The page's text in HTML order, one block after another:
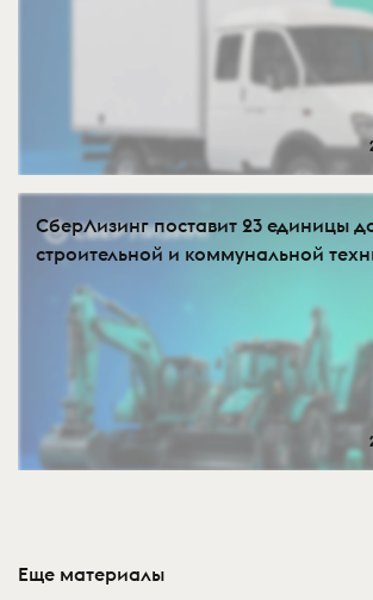
СберЛизинг поставит 23 единицы
строительной и коммунальной
Еще материалы